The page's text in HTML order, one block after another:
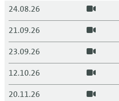
24.08.26
21.09.26
23.09.26
12.10.26
20.11.26